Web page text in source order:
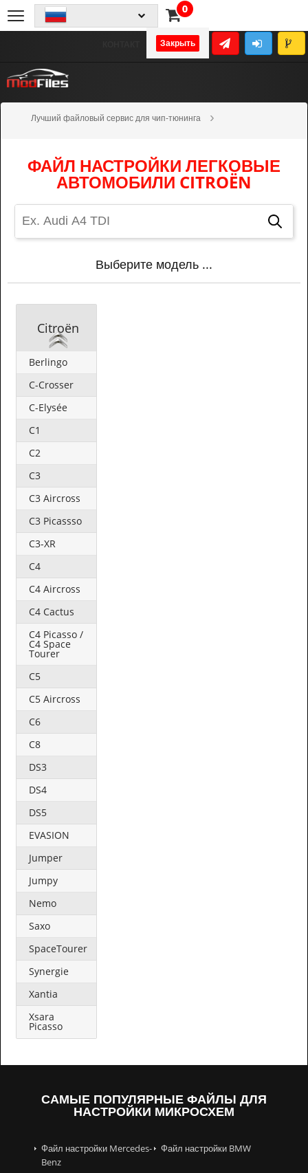
0
Закрыть
Лучший файловый сервис для чип-тюнинга
ФАЙЛ НАСТРОЙКИ ЛЕГКОВЫЕ
АВТОМОБИЛИ CITROËN
Выберите модель ...
Citroën
Berlingo
C-Crosser
C-Elysée
C1
C2
C3
C3 Aircross
C3 Picassso
C3-XR
C4
C4 Aircross
C4 Cactus
C4 Picasso /
C4 Space
Tourer
C5
C5 Aircross
C6
C8
DS3
DS4
DS5
EVASION
Jumper
Jumpy
Nemo
Saxo
SpaceTourer
Synergie
Xantia
Xsara
Picasso
САМЫЕ ПОПУЛЯРНЫЕ ФАЙЛЫ ДЛЯ
НАСТРОЙКИ МИКРОСХЕМ
Файл настройки Mercedes-
Benz
Файл настройки BMW